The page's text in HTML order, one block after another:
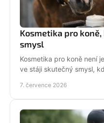
Kosmetika pro
smysl
Kosmetika pro koně není
ve stáji skutečný smysl,
7. července 2026